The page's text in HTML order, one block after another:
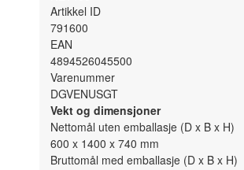
Artikkel ID
791600
EAN
4894526045500
Varenummer
DGVENUSGT
Vekt og dimensjoner
Nettomål uten emballasje (D x B x H)
600 x 1400 x 740 mm
Bruttomål med emballasje (D x B x H)